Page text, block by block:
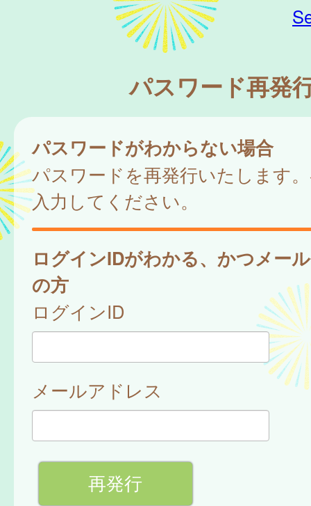
パスワード再発
パスワードがわからない場合
パスワードを再発行いたします
入力してください。
ログインIDがわかる、かつメー
の方
ログインID
メールアドレス